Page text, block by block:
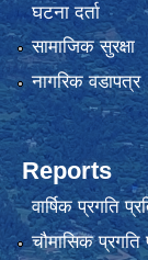
घटना दर्ता
सामाजिक सुरक्षा
नागरिक वडापत्र
Reports
वार्षिक प्रगति
चौमासिक प्रगति